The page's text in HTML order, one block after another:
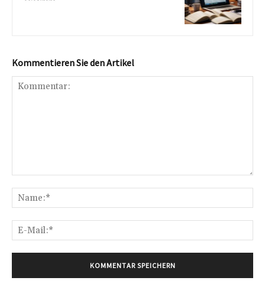
Kommentieren Sie den Artikel